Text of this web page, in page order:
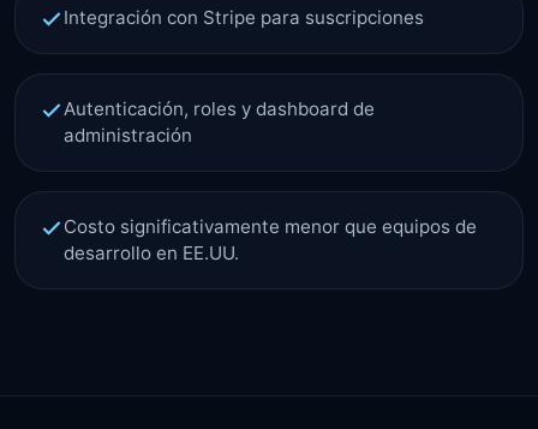
Integración con Stripe para suscripciones
Autenticación, roles y dashboard de
administración
Costo significativamente menor que equipos de
desarrollo en EE.UU.